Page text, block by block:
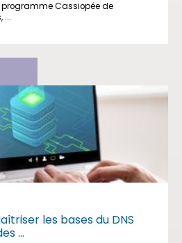
Cassiopée de
...
les bases du DNS
...